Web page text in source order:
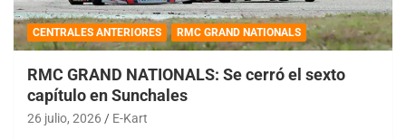
CENTRALES ANTERIORES RMC GRAND NATIONALS
RMC GRAND NATIONALS: Se cerró el sexto
capítulo en Sunchales
26 julio, 2026 E-Kart